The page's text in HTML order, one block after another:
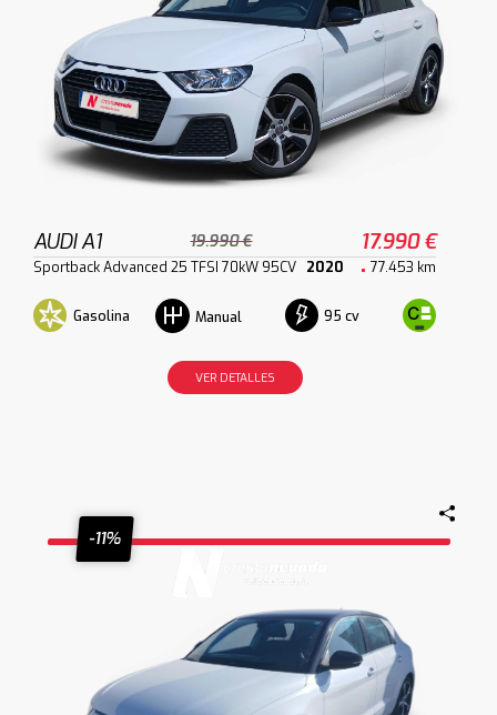
AUDI A1 19.990 € 17.990 €
Sportback Advanced 25 TFSI 70kW 95CV 2020 77.453 km
Gasolina Manual 95 cv
VER DETALLES
-11%